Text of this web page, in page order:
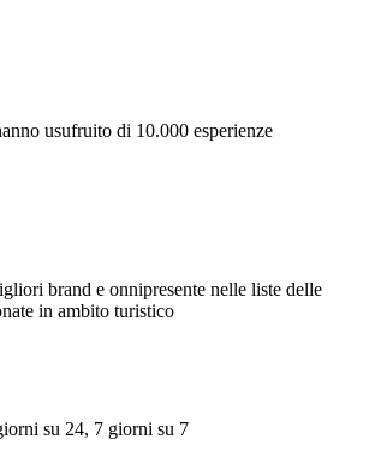
usufruito di 10.000 esperienze
brand e onnipresente nelle liste delle
in ambito turistico
su 24, 7 giorni su 7